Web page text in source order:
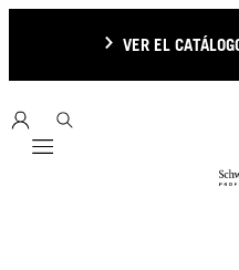
VER EL
Mobile navigation